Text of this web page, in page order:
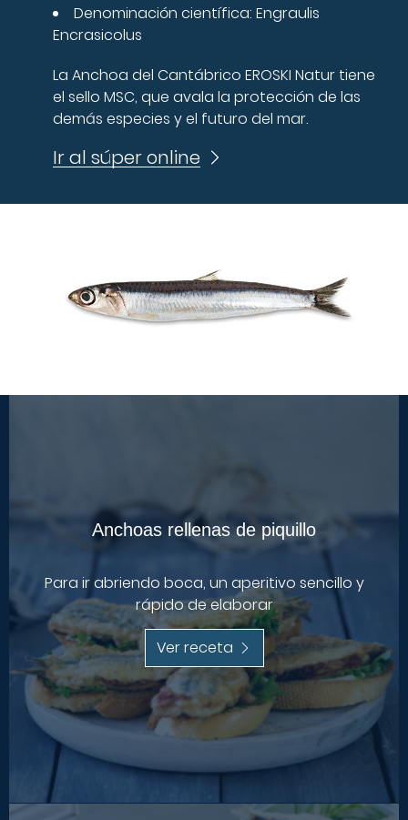
Denominación científica:Engraulis
Encrasicolus
La Anchoa del Cantábrico EROSKI Natur tiene
el sello MSC, que avala la protección de las
demás especies y el futuro del mar.
Ir al súper online
Anchoas rellenas de piquillo
Para ir abriendo boca, un aperitivo sencillo y
rápido de elaborar
Ver receta